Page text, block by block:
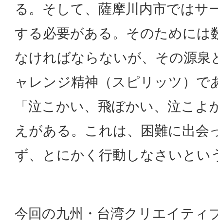
る。そして、薩摩川内市ではサ
する必要がある。そのためには
なければならないが、その源泉
ャレンジ精神（スピリッツ）で
「泣こかい、飛ぼかい、泣こ
えがある。これは、困難に出会
ず、とにかく行動しなさいとい
今回の九州・台湾クリエイティ